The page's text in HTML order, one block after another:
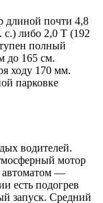
длиной почти 4,8
либо 2,0 Т (192
полный
до 165 см.
ходу 170 мм.
парковке
водителей.
мотор
автоматом —
есть подогрев
запуск. Средний